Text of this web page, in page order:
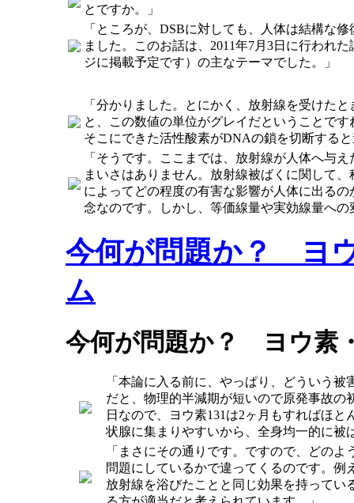
とですか。」
「ところが、DSBに対しても、人体は結構な
ました。このお話は、2011年7月3日に行われた
ジに掲載予定です）の主なテーマでした。」
「分かりました。とにかく、放射線を受けた
と、この数値の単位がグレイだということで
そこにできた活性酸素がDNAの鎖を切断する
「そうです。ここまでは、放射線が人体へ与
まいさはありません。放射線被ばくに関して
によってどの程度の有害な影響が人体に出る
念なのです。しかし、等価線量や実効線量へ
今何が問題か？ ヨ
ム
今何が問題か？ ヨウ素
「本論に入る前に、やっぱり、どういう
だと、物理的半減期が短いので原発事故
日なので、ヨウ素131は2ヶ月もすればほ
状腺に集まりやすいから、全身均一的に被
「まさにその通りです。ですので、どの
問題にしているかで違ってくるのです。
放射線を浴びたことと同じ効果を持って